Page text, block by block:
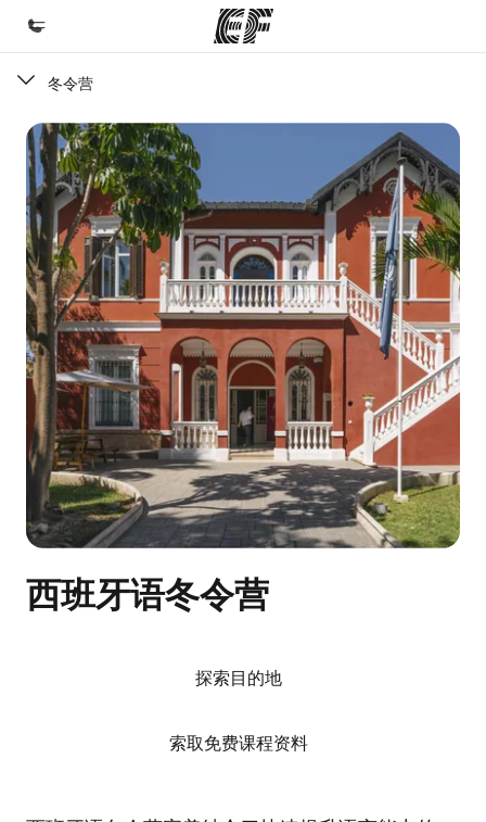
欢迎来到英孚教育
课程
查看所有英孚提供的课程
办公室
查找您附近的办公室
关于我们
企业文化
职业发展
加入我们
冬令营
西班牙语冬令营
探索目的地
索取免费课程资料